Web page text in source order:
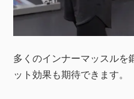
多くのインナーマッスルを
ット効果も期待できます。